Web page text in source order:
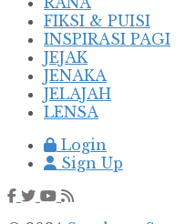
FIKSI & PUISI
INSPIRASI PAGI
JEJAK
JENAKA
JELAJAH
LENSA
Login
Sign Up